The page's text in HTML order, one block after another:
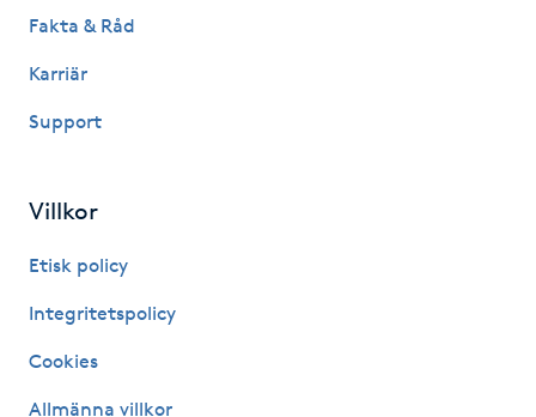
Hudföryngring
Hypnos
Fakta & Råd
Karriär
Support
Villkor
Etisk policy
Integritetspolicy
Cookies
Allmänna villkor